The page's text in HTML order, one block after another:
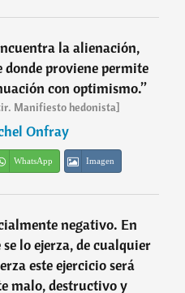
la alienación,
proviene permite
con optimismo.”
Manifiesto hedonista]
Onfray
WhatsApp Imagen
negativo. En
lo ejerza, de cualquier
este ejercicio será
malo, destructivo y